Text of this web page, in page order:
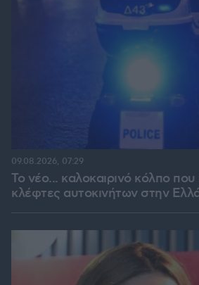
Το νέο... καλοκαιρινό κόλπο που
κλέφτες αυτοκινήτων στην
09.08.2026, 07:29